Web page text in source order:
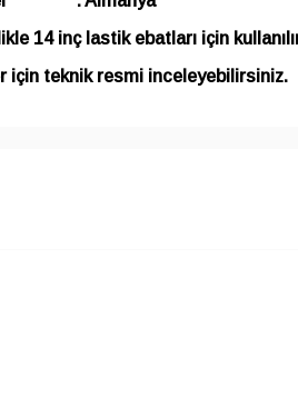
14 inç lastik ebatları için
için teknik resmi inceleyebilirsiniz.